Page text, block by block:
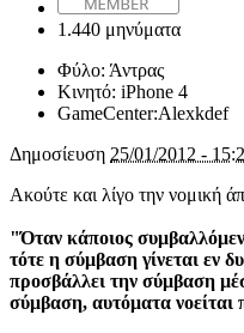
1.440 μηνύματα
Φύλο: Άντρας
Κινητό: iPhone 4
GameCenter:Alexkdef
Δημοσίευση 25/01/2012 -
Ακούτε και λίγο την νομική
"Όταν κάποιος
τότε η σύμβαση γίνεται εν
προσβάλλει την σύμβαση
σύμβαση, αυτόματα